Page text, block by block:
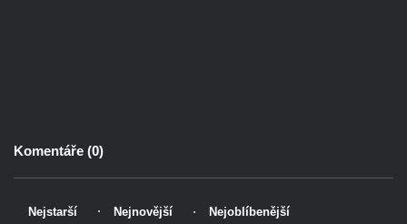
Komentáře (0)
Nejstarší Nejnovější Nejoblíbenější